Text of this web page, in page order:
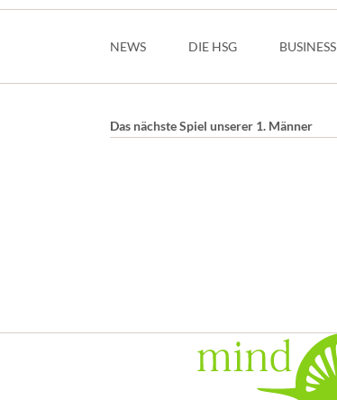
NEWS DIE HSG BUSINESS
Das nächste Spiel unserer 1. Männer